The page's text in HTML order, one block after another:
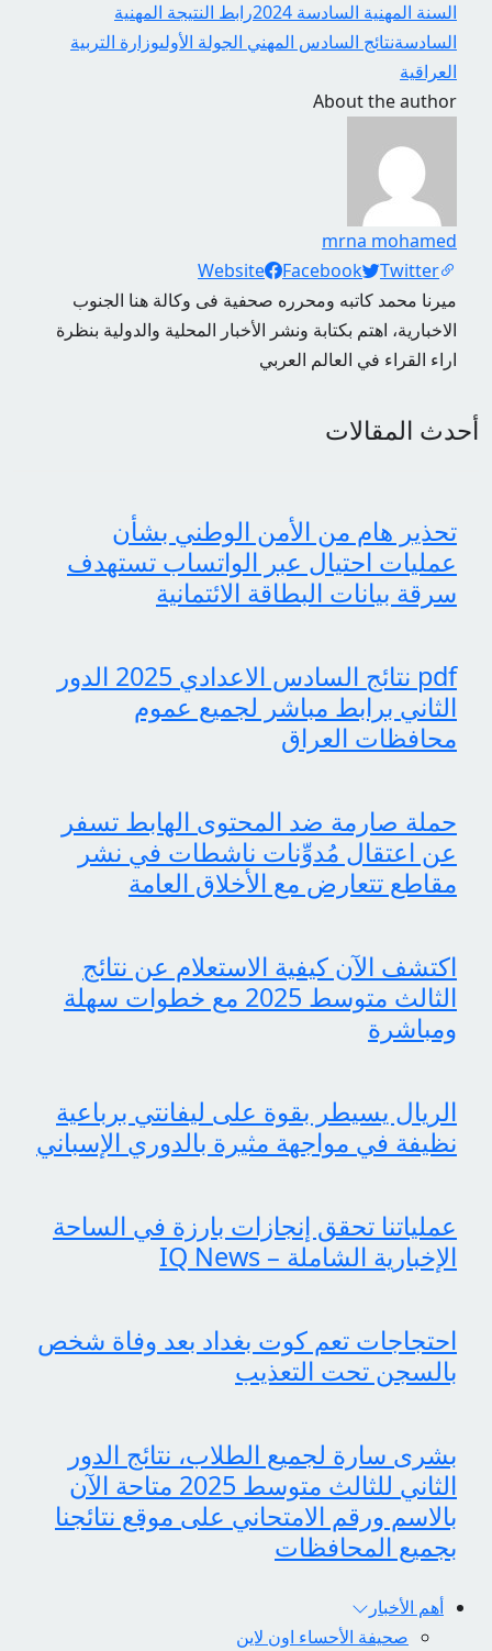
السنة المهنية السادسة 2024
رابط النتيجة المهنية
السادسةنتائج السادس المهني الجولة الأولىوزارة التربية
العراقية
About the author
mrna mohamed
Social Links
Website Facebook
Twitter
ميرنا محمد كاتبه ومحرره صحفية فى وكالة هنا الجنوب
الاخبارية، اهتم بكتابة ونشر الأخبار المحلية والدولية بنظرة
اراء القراء في العالم العربي
أحدث المقالات
تحذير هام من الأمن الوطني بشأن
عمليات احتيال عبر الواتساب تستهدف
سرقة بيانات البطاقة الائتمانية
pdf نتائج السادس الاعدادي 2025 الدور
الثاني برابط مباشر لجميع عموم
محافظات العراق
حملة صارمة ضد المحتوى الهابط تسفر
عن اعتقال مُدوِّنات ناشطات في نشر
مقاطع تتعارض مع الأخلاق العامة
اكتشف الآن كيفية الاستعلام عن نتائج
الثالث متوسط 2025 مع خطوات سهلة
ومباشرة
الريال يسيطر بقوة على ليفانتي برباعية
نظيفة في مواجهة مثيرة بالدوري الإسباني
عملياتنا تحقق إنجازات بارزة في الساحة
الإخبارية الشاملة – IQ News
احتجاجات تعم كوت بغداد بعد وفاة شخص
بالسجن تحت التعذيب
بشرى سارة لجميع الطلاب، نتائج الدور
الثاني للثالث متوسط 2025 متاحة الآن
بالاسم ورقم الامتحاني على موقع نتائجنا
بجميع المحافظات
أهم الأخبار
صحيفة الأحساء اون لاين